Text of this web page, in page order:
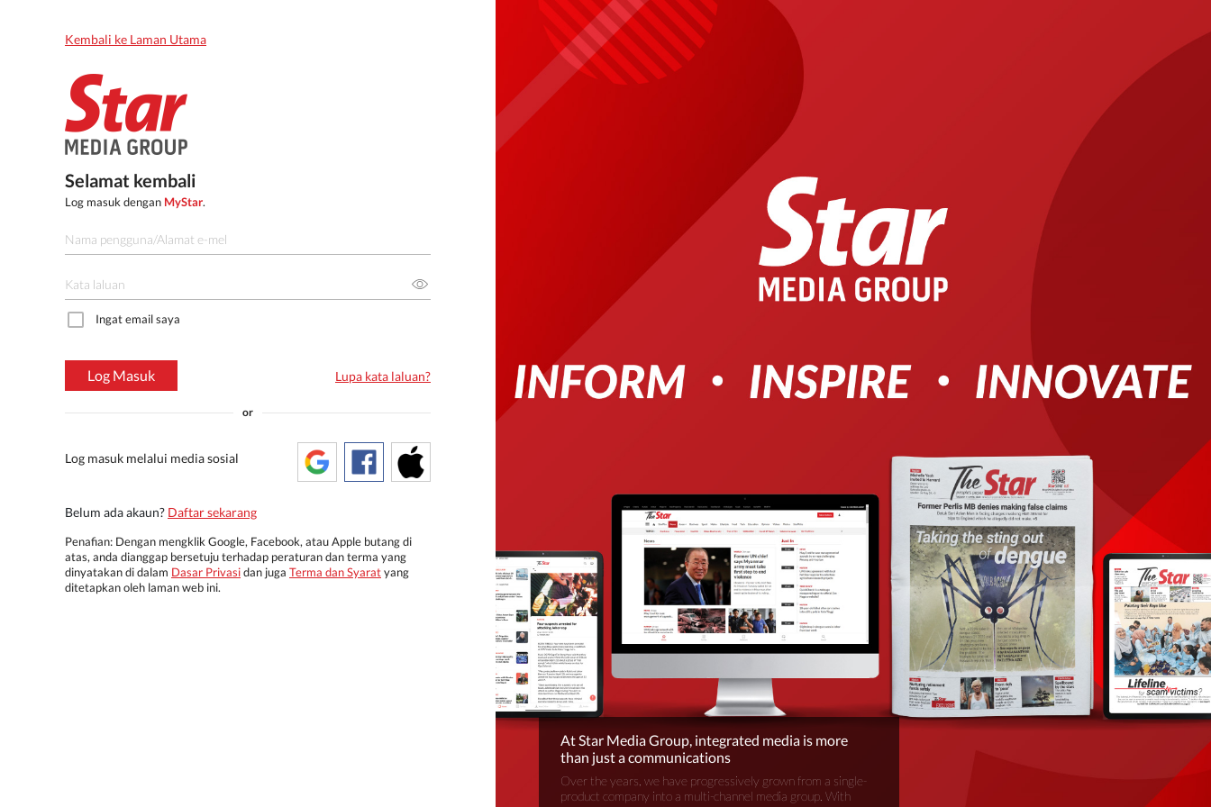
Kembali ke Laman Utama
Selamat kembali
Log masuk dengan MyStar.
Ingat email saya
Log Masuk Lupa kata laluan?
or
Log masuk melalui media sosial
Belum ada akaun? Daftar sekarang
Penafian: Dengan mengklik Google, Facebook, atau Apple butang di
atas, anda dianggap bersetuju terhadap peraturan dan terma yang
dinyatakan di dalam Dasar Privasidan juga Terma dan Syaratyang
ditetapkan oleh laman web ini.
At Star Media Group, integrated media is more
than just a communications
Over the years, we have progressively grown from a single-
product company into a multi-channel media group. With